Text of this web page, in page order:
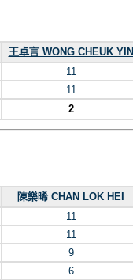
王卓言 WONG CHEUK YIN
11
11
2
陳樂晞 CHAN LOK HEI
11
11
9
6